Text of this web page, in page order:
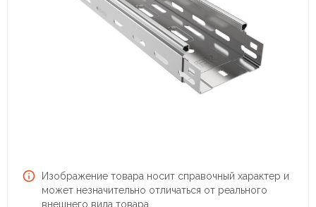
Изображение товара носит справочный характер и
может незначительно отличаться от реального
внешнего вида товара.